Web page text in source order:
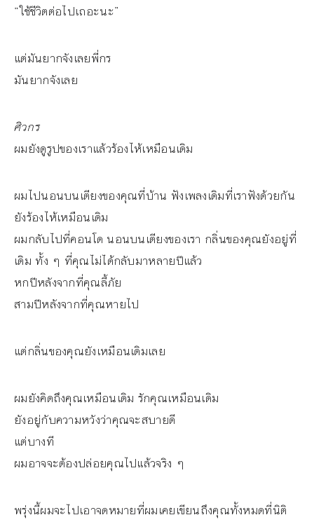
“ใช้ชีวิตต่อไปเถอะนะ”
แต่มันยากจังเลยพี่กร
มันยากจังเลย
ศิวกร
ผมยังดูรูปของเราแล้วร้องไห้เหมือนเดิม
ผมไปนอนบนเตียงของคุณที่บ้าน ฟังเพลงเดิมที่เราฟังด้วยกัน
ยังร้องไห้เหมือนเดิม
ผมกลับไปที่คอนโด นอนบนเตียงของเรา กลิ่นของคุณยังอยู่ที่
เดิม ทั้ง ๆ ที่คุณไม่ได้กลับมาหลายปีแล้ว
หกปีหลังจากที่คุณลี้ภัย
สามปีหลังจากที่คุณหายไป
แต่กลิ่นของคุณยังเหมือนเดิมเลย
ผมยังคิดถึงคุณเหมือนเดิม รักคุณเหมือนเดิม
ยังอยู่กับความหวังว่าคุณจะสบายดี
แต่บางที
ผมอาจจะต้องปล่อยคุณไปแล้วจริง ๆ
พรุ่งนี้ผมจะไปเอาจดหมายที่ผมเคยเขียนถึงคุณทั้งหมดที่นิติ